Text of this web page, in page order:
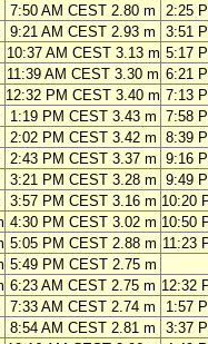
7:50 AM CEST 2.80 m 2:25
9:21 AM CEST 2.93 m 3:51
10:37 AM CEST 3.13 m 5:17
11:39 AM CEST 3.30 m 6:21
12:32 PM CEST 3.40 m 7:13
1:19 PM CEST 3.43 m 7:58
2:02 PM CEST 3.42 m 8:39
2:43 PM CEST 3.37 m 9:16
3:21 PM CEST 3.28 m 9:49
3:57 PM CEST 3.16 m 10:20
4:30 PM CEST 3.02 m 10:50
5:05 PM CEST 2.88 m 11:23
5:49 PM CEST 2.75 m
6:23 AM CEST 2.75 m 12:32
7:33 AM CEST 2.74 m 1:57
8:54 AM CEST 2.81 m 3:37